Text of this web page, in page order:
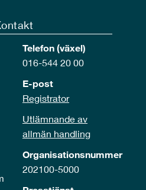
Telefon (växel)
016-544 20 00
E-post
Registrator
Utlämnande av
allmän handling
Organisationsnummer
202100-5000